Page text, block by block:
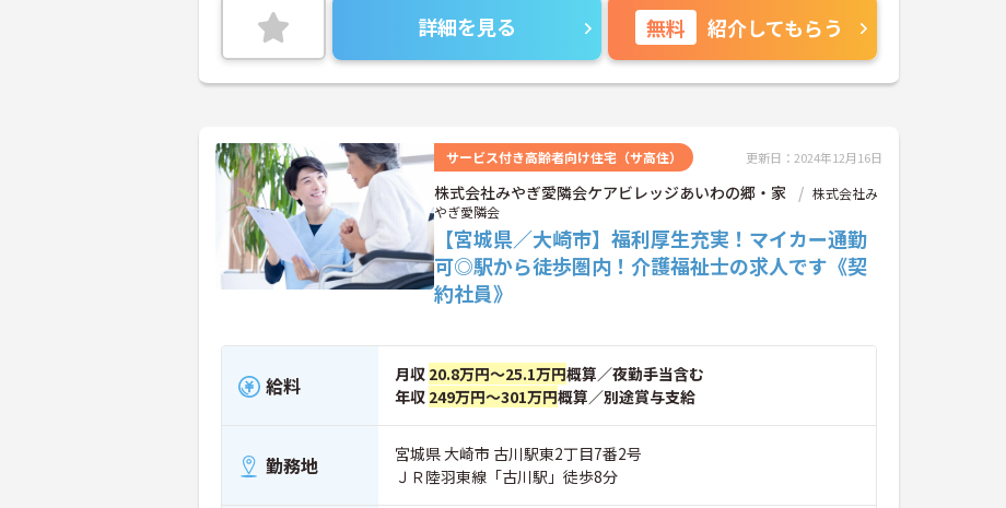
詳細を見る 無料 紹介してもらう
サービス付き高齢者向け住宅（サ高住） 更新日：2024年12月16日
株式会社みやぎ愛隣会ケアビレッジあいわの郷・家
株式会社み
やぎ愛隣会
【宮城県／大崎市】福利厚生充実！マイカー通勤
可◎駅から徒歩圏内！介護福祉士の求人です《契
約社員》
給料 月収 20.8万円～25.1万円概算／夜勤手当含む
年収 249万円～301万円概算／別途賞与支給
勤務地
宮城県 大崎市 古川駅東2丁目7番2号
ＪＲ陸羽東線「古川駅」徒歩8分